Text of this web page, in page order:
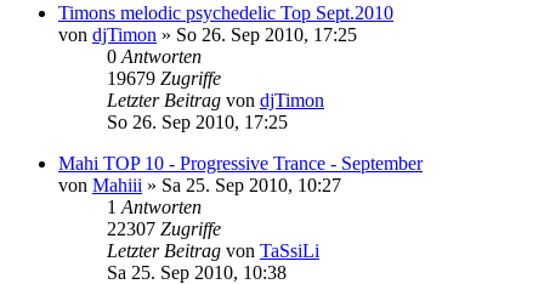
Timons melodic psychedelic Top Sept.2010
von djTimon » So 26. Sep 2010, 17:25
0 Antworten
19679 Zugriffe
Letzter Beitrag von djTimon
So 26. Sep 2010, 17:25
Mahi TOP 10 - Progressive Trance - September
von Mahiii » Sa 25. Sep 2010, 10:27
1 Antworten
22307 Zugriffe
Letzter Beitrag von TaSsiLi
Sa 25. Sep 2010, 10:38